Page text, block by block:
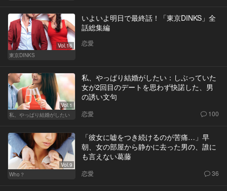
Vol.16
東京DINKS
いよいよ明日で最終話！「東京DINKS」全
話総集編
恋愛
Vol.1
私、やっぱり結婚がしたい
私、やっぱり結婚がしたい：しぶっていた
女が2回目のデートを思わず快諾した、男
の誘い文句
恋愛 100
Vol.9
Who？
「彼女に嘘をつき続けるのが苦痛…」早
朝、女の部屋から静かに去った男の、誰に
も言えない葛藤
恋愛 36